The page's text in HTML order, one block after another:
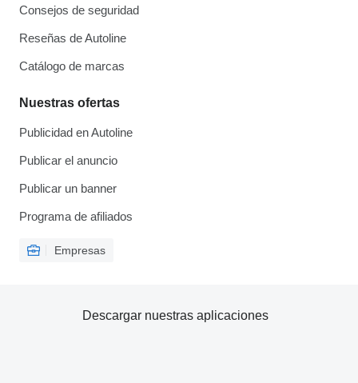
Consejos de seguridad
Reseñas de Autoline
Catálogo de marcas
Nuestras ofertas
Publicidad en Autoline
Publicar el anuncio
Publicar un banner
Programa de afiliados
Empresas
Descargar nuestras aplicaciones